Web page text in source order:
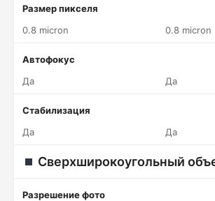
Размер пикселя
0.8 micron
0.8 micron
Автофокус
Да
Да
Стабилизация
Да
Да
Сверхширокоугольный
Разрешение фото